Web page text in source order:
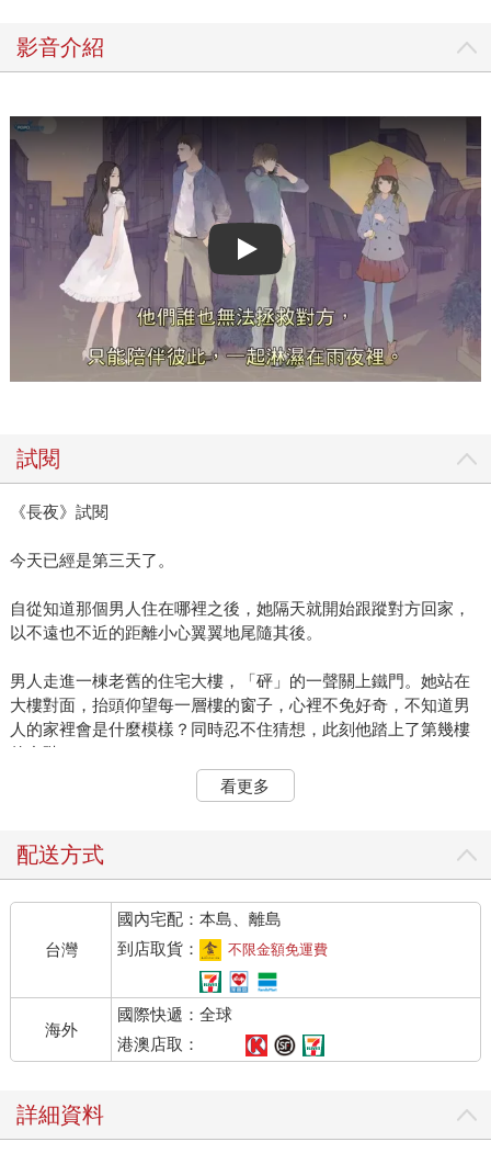
影音介紹
Play video
試閱
《長夜》試閱
今天已經是第三天了。
自從知道那個男人住在哪裡之後，她隔天就開始跟蹤對方回家，
以不遠也不近的距離小心翼翼地尾隨其後。
男人走進一棟老舊的住宅大樓，「砰」的一聲關上鐵門。她站在
大樓對面，抬頭仰望每一層樓的窗子，心裡不免好奇，不知道男
人的家裡會是什麼模樣？同時忍不住猜想，此刻他踏上了第幾樓
的台階？
這時，一名機車騎士載著一名短髮女孩駛近，停在那棟大樓的門
塊走了進去。
她猶疑半晌，才跟著走到門前輕輕一推，門果然輕易地打開了，
她這才發現鐵門上的四段鎖已經故障，就算闔上門，也無法自動
上鎖。
她不禁牽動嘴角，心頭湧上一絲興奮和喜悅。
直到隔天，她又跟蹤那個男人來到這棟大樓，才尾隨他溜進樓
看更多
配送方式
台灣
國內宅配：本島、離島
到店取貨：
不限金額免運費
海外
國際快遞：全球
港澳店取：
詳細資料